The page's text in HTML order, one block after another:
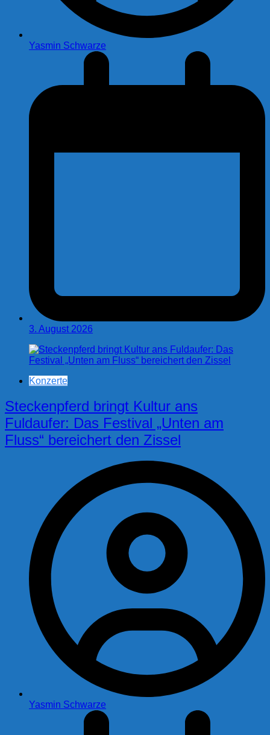
Yasmin Schwarze
3. August 2026
Konzerte
Steckenpferd bringt Kultur ans
Fuldaufer: Das Festival „Unten am
Fluss“ bereichert den Zissel
Yasmin Schwarze